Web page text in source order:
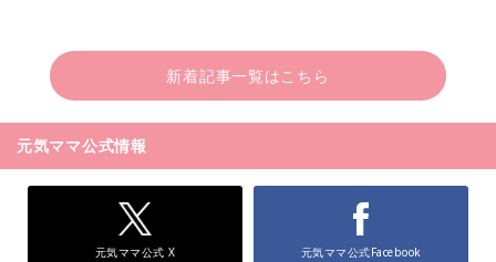
新着記事一覧はこちら
元気ママ公式情報
元気ママ公式 X 元気ママ公式Facebook